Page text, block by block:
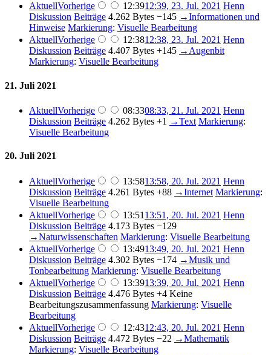
AktuellVorherige 12:3912:39, 23. Jul. 2021 Henn
Diskussion Beiträge 4.262 Bytes −145 →Informationen und
Hinweise Markierung: Visuelle Bearbeitung
AktuellVorherige 12:3812:38, 23. Jul. 2021 Henn
Diskussion Beiträge 4.407 Bytes +145 →Augenbit
Markierung: Visuelle Bearbeitung
21. Juli 2021
AktuellVorherige 08:3308:33, 21. Jul. 2021 Henn
Diskussion Beiträge 4.262 Bytes +1 →Text Markierung:
Visuelle Bearbeitung
20. Juli 2021
AktuellVorherige 13:5813:58, 20. Jul. 2021 Henn
Diskussion Beiträge 4.261 Bytes +88 →Internet Markierung:
Visuelle Bearbeitung
AktuellVorherige 13:51 13:51, 20. Jul. 2021 Henn
Diskussion Beiträge 4.173 Bytes −129
→Naturwissenschaften Markierung: Visuelle Bearbeitung
AktuellVorherige 13:4913:49, 20. Jul. 2021 Henn
Diskussion Beiträge 4.302 Bytes −174 →Musik und
Tonbearbeitung Markierung: Visuelle Bearbeitung
AktuellVorherige 13:3913:39, 20. Jul. 2021 Henn
Diskussion Beiträge 4.476 Bytes +4 Keine
Bearbeitungszusammenfassung Markierung: Visuelle
Bearbeitung
AktuellVorherige 12:4312:43, 20. Jul. 2021 Henn
Diskussion Beiträge 4.472 Bytes −22 →Mathematik
Markierung: Visuelle Bearbeitung